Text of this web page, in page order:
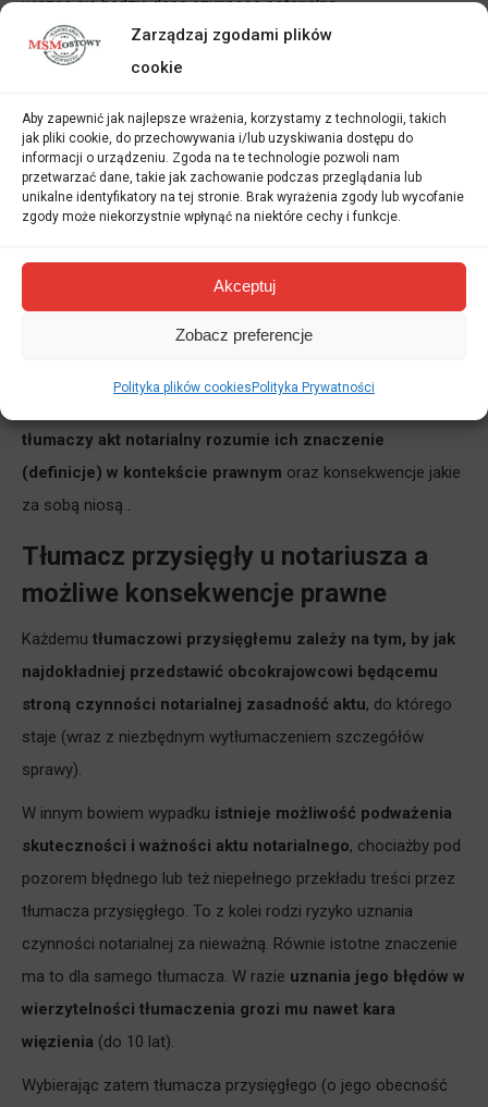
Zarządzaj zgodami plików
cookie
Aby zapewnić jak najlepsze wrażenia, korzystamy z technologii, takich
jak pliki cookie, do przechowywania i/lub uzyskiwania dostępu do
informacji o urządzeniu. Zgoda na te technologie pozwoli nam
przetwarzać dane, takie jak zachowanie podczas przeglądania lub
unikalne identyfikatory na tej stronie. Brak wyrażenia zgody lub wycofanie
zgody może niekorzystnie wpłynąć na niektóre cechy i funkcje.
Akceptuj
Zobacz preferencje
Polityka plików cookiesPolityka Prywatności
wiązać się będzie dana czynność notarialna.
Tłumacz przysięgły powinien w takim razie zadbać o
obcokrajowcowi, czy jako stronaczynnościma całkowitą
świadomość podejmowanych kroków prawnych. W przypadku
czynności notarialnych związanych, na przykład, z zakupem
nieruchomości przez obcokrajowca, w akcie notarialnym
trudne do zrozumienia przez
Polaka
klienta(który z zagadnieniami tego rodzaju nie miał nigdy do
czynienia w swoim kraju). Stąd też tłumacz przysięgły
tłumaczy akt notarialny rozumie ich znaczenie
(definicje) w kontekście prawnym oraz konsekwencje jakie
za sobą niosą .
Tłumacz przysięgły u notariusza a
możliwe konsekwencje prawne
Każdemu tłumaczowi przysięgłemu zależy na tym, by jak
najdokładniej przedstawić obcokrajowcowi będącemu
stroną czynności notarialnej zasadność aktu, do którego
staje (wraz z niezbędnym wytłumaczeniem szczegółów
sprawy).
W innym bowiem wypadku istnieje możliwość podważenia
skuteczności i ważności aktu notarialnego, chociażby pod
pozorem błędnego lub też niepełnego przekładu treści przez
tłumacza przysięgłego. To z kolei rodzi ryzyko uznania
czynności notarialnej za nieważną. Równie istotne znaczenie
ma to dla samego tłumacza. W razie uznania jego błędów w
wierzytelności tłumaczenia grozi mu nawet kara
więzienia (do 10 lat).
Wybierając zatem tłumacza przysięgłego (o jego obecność